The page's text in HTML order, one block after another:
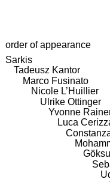
order of appearance
Sarkis
Tadeusz Kantor
Marco Fusinato
Nicole L’Huillier
Ulrike Ottinger
Yvonne
Luca